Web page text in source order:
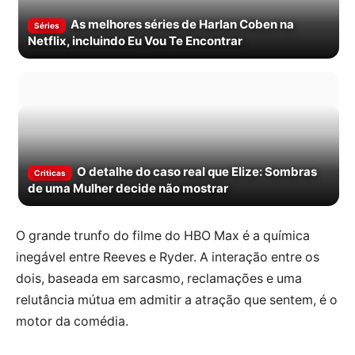
Séries
As melhores séries de Harlan Coben na
Netflix, incluindo Eu Vou Te Encontrar
Criticas
O detalhe do caso real que Elize: Sombras
de uma Mulher decide não mostrar
O grande trunfo do filme do HBO Max é a química
inegável entre Reeves e Ryder. A interação entre os
dois, baseada em sarcasmo, reclamações e uma
relutância mútua em admitir a atração que sentem, é o
motor da comédia.